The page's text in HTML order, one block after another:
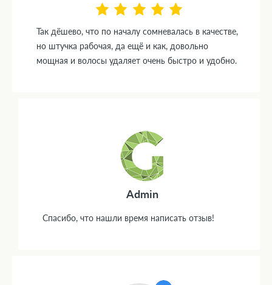
Так дёшево, что по началу сомневалась в качестве,
но штучка рабочая, да ещё и как, довольно
мощная и волосы удаляет очень быстро и удобно.
Admin
Спасибо, что нашли время написать отзыв!